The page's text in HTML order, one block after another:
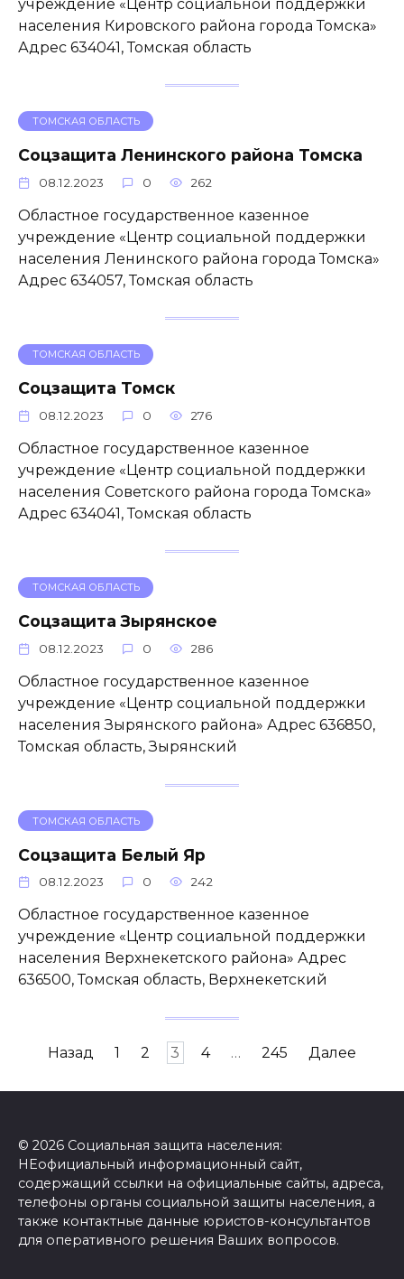
учреждение «Центр социальной поддержки
населения Кировского района города Томска»
Адрес 634041, Томская область
ТОМСКАЯ ОБЛАСТЬ
Соцзащита Ленинского района Томска
08.12.2023 0 262
Областное государственное казенное
учреждение «Центр социальной поддержки
населения Ленинского района города Томска»
Адрес 634057, Томская область
ТОМСКАЯ ОБЛАСТЬ
Соцзащита Томск
08.12.2023 0 276
Областное государственное казенное
учреждение «Центр социальной поддержки
населения Советского района города Томска»
Адрес 634041, Томская область
ТОМСКАЯ ОБЛАСТЬ
Соцзащита Зырянское
08.12.2023 0 286
Областное государственное казенное
учреждение «Центр социальной поддержки
населения Зырянского района» Адрес 636850,
Томская область, Зырянский
ТОМСКАЯ ОБЛАСТЬ
Соцзащита Белый Яр
08.12.2023 0 242
Областное государственное казенное
учреждение «Центр социальной поддержки
населения Верхнекетского района» Адрес
636500, Томская область, Верхнекетский
Пагинация
Назад 1 2 3 4 … 245 Далее
© 2026 Социальная защита населения:
НЕофициальный информационный сайт,
содержащий ссылки на официальные сайты, адреса,
телефоны органы социальной защиты населения, а
также контактные данные юристов-консультантов
для оперативного решения Ваших вопросов.